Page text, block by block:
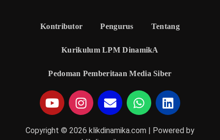
Kontributor Pengurus Tentang
Kurikulum LPM DinamikA
Pedoman Pemberitaan Media Siber
Copyright © 2026 klikdinamika.com | Powered by